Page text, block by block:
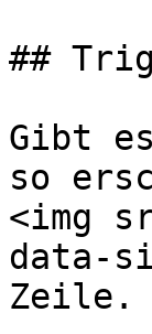
##
Gibt
so
<img
data-
Zeile.